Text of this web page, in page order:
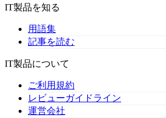
IT製品を知る
用語集
記事を読む
IT製品について
ご利用規約
レビューガイドライン
運営会社